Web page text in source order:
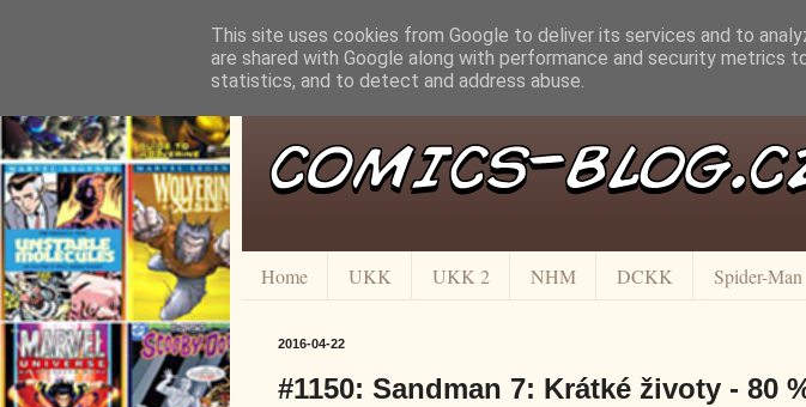
Home UKK UKK 2 NHM DCKK Spider-Man
2016-04-22
#1150: Sandman 7: Krátké životy - 80
This site uses cookies from Google to deliver its services and to
are shared with Google along with performance and security metrics
statistics, and to detect and address abuse.